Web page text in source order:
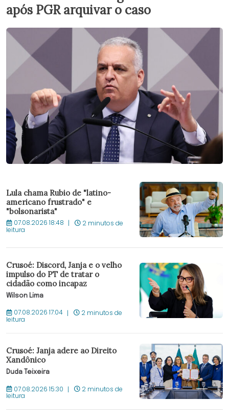
após PGR arquivar o caso
Lula chama Rubio de "latino-
americano frustrado" e
"bolsonarista"
07.08.2026 18:48 2 minutos de
leitura
Crusoé: Discord, Janja e o velho
impulso do PT de tratar o
cidadão como incapaz
Wilson Lima
07.08.2026 17:04 2 minutos de
leitura
Crusoé: Janja adere ao Direito
Xandônico
Duda Teixeira
07.08.2026 15:30 2 minutos de
leitura